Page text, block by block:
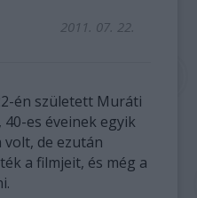
2011. 07. 22.
én született Muráti
40-es éveinek egyik
de ezután
a filmjeit, és még a